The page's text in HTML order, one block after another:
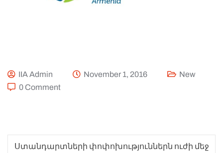
IIA Admin November 1, 2016
New
0 Comment
Ստանդարտների փոփոխություններն ուժի մեջ